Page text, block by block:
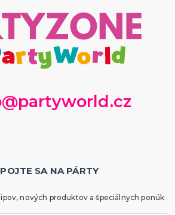
SA NA PÁRTY
nových produktov a špeciálnych ponúk